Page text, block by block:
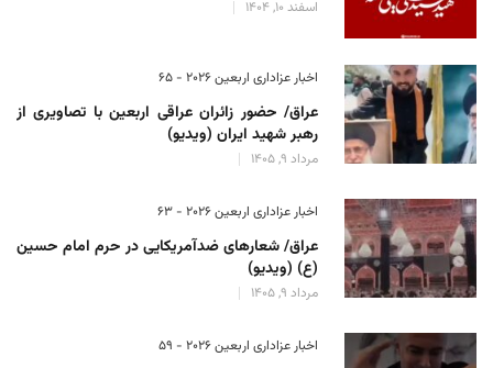
اسفند 10, 1404
اخبار عزاداری اربعین ۲۰۲۶ - 65
عراق/ حضور زائران عراقی اربعین با تصاویری از
رهبر شهید ایران (ویدیو)
مرداد 9, 1405
اخبار عزاداری اربعین ۲۰۲۶ - 63
عراق/ شعارهای ضدآمریکایی در حرم امام حسین
(ع) (ویدیو)
مرداد 9, 1405
اخبار عزاداری اربعین ۲۰۲۶ - 59